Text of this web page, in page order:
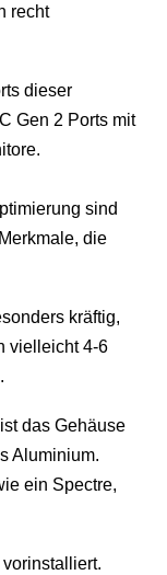
recht
dieser
Gen 2 Ports mit
sind
die
kräftig,
vielleicht 4-6
das Gehäuse
Aluminium.
ein Spectre,